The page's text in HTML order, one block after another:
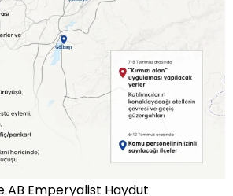
AB Emperyalist Haydut